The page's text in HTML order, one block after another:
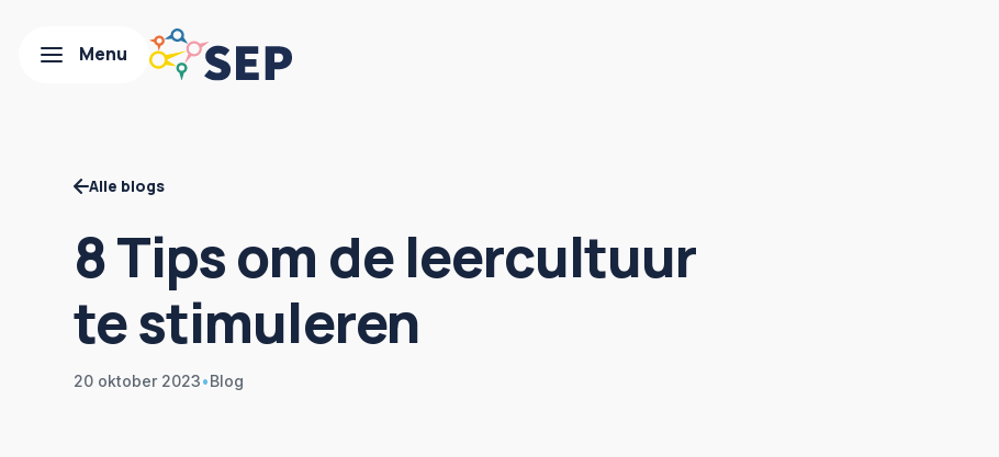
Alle blogs
8 Tips om de leercultuur
te stimuleren
20 oktober 2023•Blog